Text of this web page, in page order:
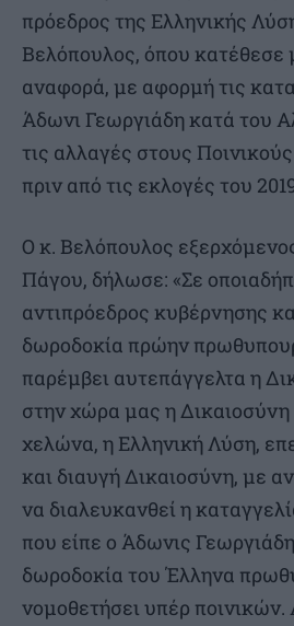
πρόεδρος της Ελληνικής
Βελόπουλος, όπου κατέθεσε
αναφορά, με αφορμή τις
Άδωνι Γεωργιάδη κατά του
τις αλλαγές στους
πριν από τις εκλογές του
Ο κ. Βελόπουλος
Πάγου, δήλωσε: «Σε
αντιπρόεδρος κυβέρνησης
δωροδοκία πρώην
παρέμβει αυτεπάγγελτα η
στην χώρα μας η Δικαιοσύνη
χελώνα, η Ελληνική Λύση,
και διαυγή Δικαιοσύνη, με
να διαλευκανθεί η
που είπε ο Άδωνις
δωροδοκία του Έλληνα
νομοθετήσει υπέρ ποινικών.